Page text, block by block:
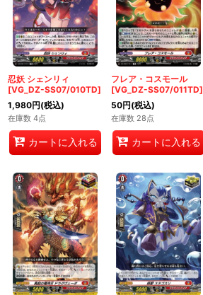
忍妖 シェンリィ
[VG_DZ-SS07/010TD]
1,980円(税込)
在庫数 4点
カートに入れる
フレア・コスモール
[VG_DZ-SS07/011TD]
50円(税込)
在庫数 28点
カートに入れる